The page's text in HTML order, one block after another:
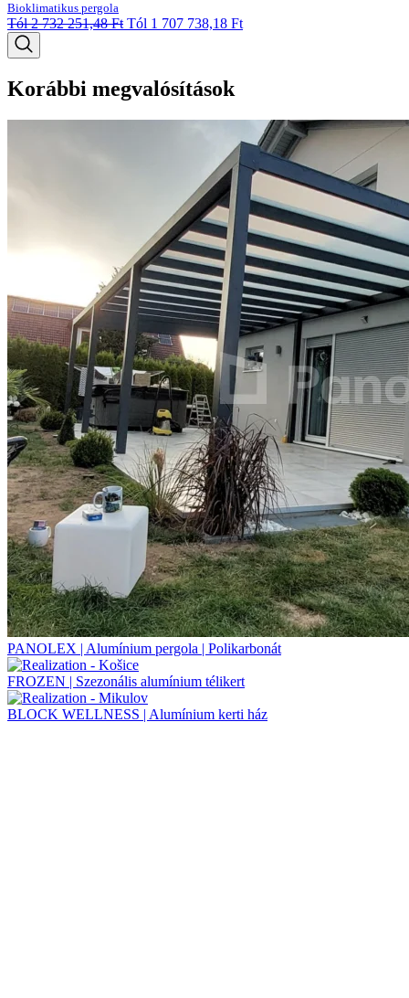
Bioklimatikus pergola
Tól2 732 251,48Ft Tól 1 707 738,18 Ft
Korábbi megvalósítások
PANOLEX | Alumínium pergola | Polikarbonát
FROZEN | Szezonális alumínium télikert
BLOCK WELLNESS | Alumínium kerti ház